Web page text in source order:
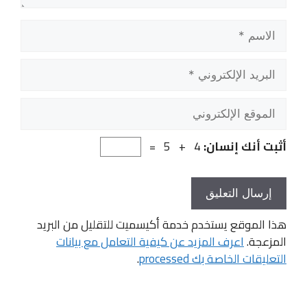
الاسم
البريد
الإلكتروني
الموقع
الإلكتروني
أثبت أنك إنسان:4 + 5 =
هذا الموقع يستخدم خدمة أكيسميت للتقليل من البريد
المزعجة.اعرف المزيد عن كيفية التعامل مع بيانات
التعليقات الخاصة بك processed .